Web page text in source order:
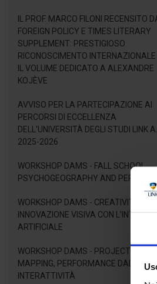
IL PROF. MARCO FILONI RECENSITO
FOREIGN POLICY E TIMES LITERARY
SUPPLEMENT: PRESTIGIOSO
RICONOSCIMENTO INTERNAZIONALE
IL VOLUME DEDICATO A ALEXANDRE
KOJÈVE
AVVISO PER LA PARTECIPAZIONE AI
PERCORSI DI ECCELLENZA
DELL'UNIVERSITÀ DEGLI STUDI LINK
2025-2026
WORKSHOP DAMS - FALL SCHOOL
PSYCHOGEOGRAPHY AND
WORKSHOP DAMS - CREATIVITÀ E
INNOVAZIONE VISIVA CON
ARTIFICIALE
WORKSHOP DAMS - PROJECTION
MAPPING, PERFORMANCE DAL VIVO
INTERATTIVITÀ